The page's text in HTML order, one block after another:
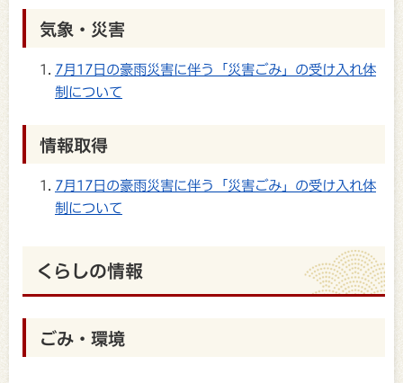
気象・災害
7月17日の豪雨災害に伴う「災害ごみ」の受け入れ体
制について
情報取得
7月17日の豪雨災害に伴う「災害ごみ」の受け入れ体
制について
くらしの情報
ごみ・環境